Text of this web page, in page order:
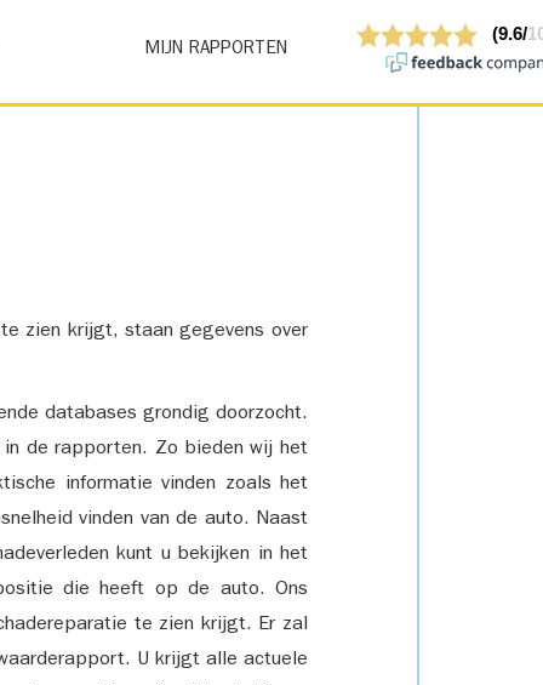
MIJN RAPPORTEN
zien krijgt, staan gegevens over
databases grondig doorzocht.
de rapporten. Zo bieden wij het
informatie vinden zoals het
vinden van de auto. Naast
kunt u bekijken in het
die heeft op de auto. Ons
te zien krijgt. Er zal
U krijgt alle actuele